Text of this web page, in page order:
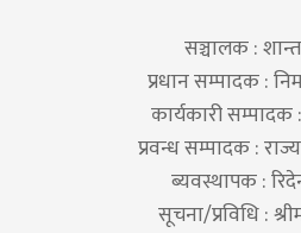
सञ्चालक :
प्रधान सम्पादक :
कार्यकारी सम्पादक
प्रवन्ध सम्पादक :
ब्यवस्थापक :
सूचना/प्रविधि :